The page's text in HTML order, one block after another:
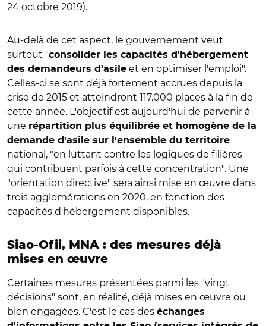
24 octobre 2019).
Au-delà de cet aspect, le gouvernement veut
surtout "consolider les capacités d'hébergement
des demandeurs d'asile et en optimiser l'emploi".
Celles-ci se sont déjà fortement accrues depuis la
crise de 2015 et atteindront 117.000 places à la fin de
cette année. L'objectif est aujourd'hui de parvenir à
une répartition plus équilibrée et homogène de la
demande d'asile sur l'ensemble du territoire
national, "en luttant contre les logiques de filières
qui contribuent parfois à cette concentration". Une
"orientation directive" sera ainsi mise en œuvre dans
trois agglomérations en 2020, en fonction des
capacités d'hébergement disponibles.
Siao-Ofii, MNA : des mesures déjà
mises en œuvre
Certaines mesures présentées parmi les "vingt
décisions" sont, en réalité, déjà mises en œuvre ou
bien engagées. C'est le cas des échanges